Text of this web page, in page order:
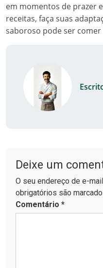
em momentos de prazer
receitas, faça suas
saboroso pode ser comer
Deixe um
O seu endereço de e-
obrigatórios são
Comentário *